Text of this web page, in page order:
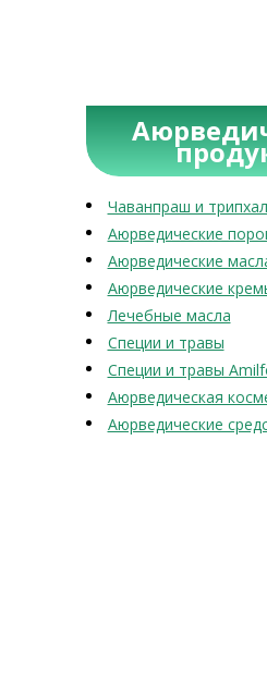
Чаванпраш и
Аюрведические
Аюрведические
Аюрведические
Лечебные масла
Специи и травы
Специи и травы
Аюрведическая
Аюрведические